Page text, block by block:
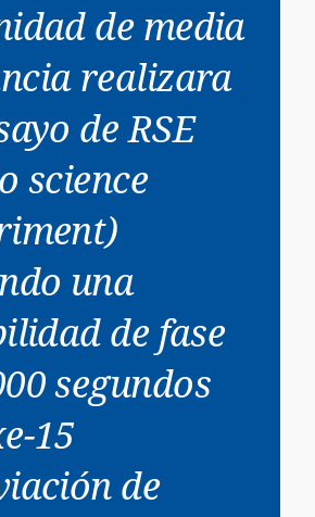
de media
realizara
de RSE
science
una
de fase
segundos
15
de